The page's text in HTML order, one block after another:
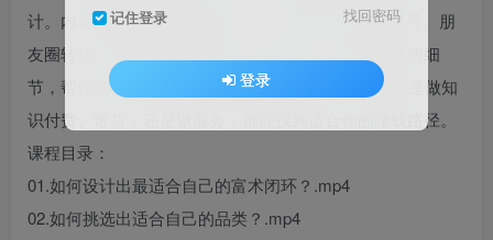
计。内容涵盖短视频爆款逻辑、个人IP打造、直播起号、朋
友圈转化、私域成交全链路。不讲虚词，只拆能落地的细
节，帮你从0到1搭建能持续变现的账号体系。无论你是做知
识付费、带货，还是做服务，都能找到适合你的賺钱路径。
课程目录：
01.如何设计出最适合自己的富术闭环？.mp4
02.如何挑选出适合自己的品类？.mp4
记住登录 找回密码
登录